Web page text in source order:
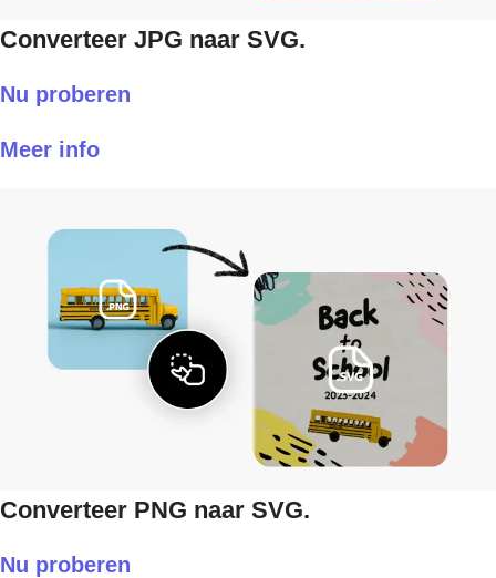
Converteer JPG naar SVG.
Nu proberen
Meer info
Converteer PNG naar SVG.
Nu proberen